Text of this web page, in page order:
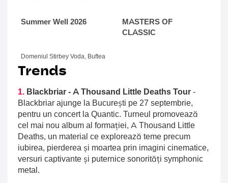
Summer Well 2026
Domeniul Stirbey Voda, Buftea
MASTERS OF
CLASSIC
Trends
1. Blackbriar - A Thousand Little Deaths Tour -
Blackbriar ajunge la București pe 27 septembrie,
pentru un concert la Quantic. Turneul promovează
cel mai nou album al formației, A Thousand Little
Deaths, un material ce explorează teme precum
iubirea, pierderea și moartea prin imagini cinematice,
versuri captivante și puternice sonorități symphonic
metal.